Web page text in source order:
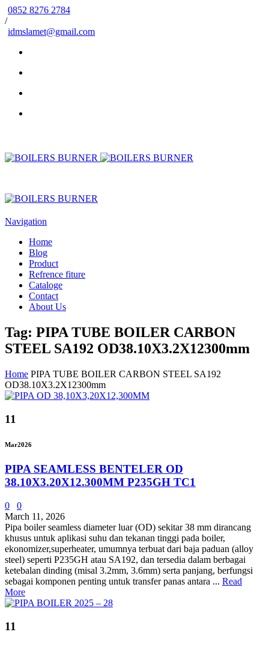
0852 8276 2784
/
idmslamet@gmail.com
Navigation
Home
Blog
Product
Refrence fiture
Cataloge
Contact
About Us
Tag: PIPA TUBE BOILER CARBON
STEEL SA192 OD38.10X3.2X12300mm
Home PIPA TUBE BOILER CARBON STEEL SA192
OD38.10X3.2X12300mm
11
Mar2026
PIPA SEAMLESS BENTELER OD
38.10X3.20X12.300MM P235GH TC1
0
0
March 11, 2026
Pipa boiler seamless diameter luar (OD) sekitar 38 mm dirancang
khusus untuk aplikasi suhu dan tekanan tinggi pada boiler,
ekonomizer,superheater, umumnya terbuat dari baja paduan (alloy
steel) seperti P235GH atau SA192, dan tersedia dalam berbagai
ketebalan dinding (misal 3.2mm, 3.6mm) serta panjang, berfungsi
sebagai komponen penting untuk transfer panas antara ... Read
More
11